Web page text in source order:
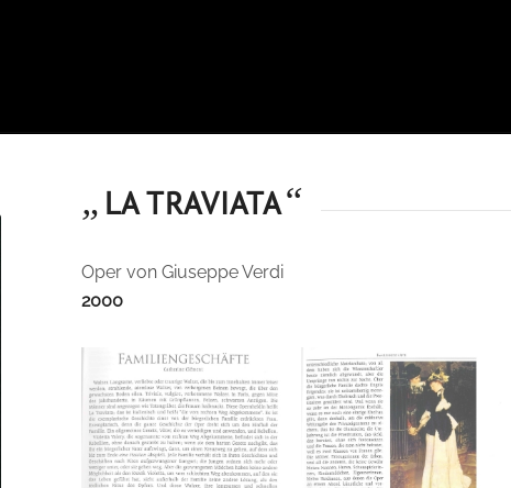
„ LA TRAVIATA“
Oper von Giuseppe Verdi
2000